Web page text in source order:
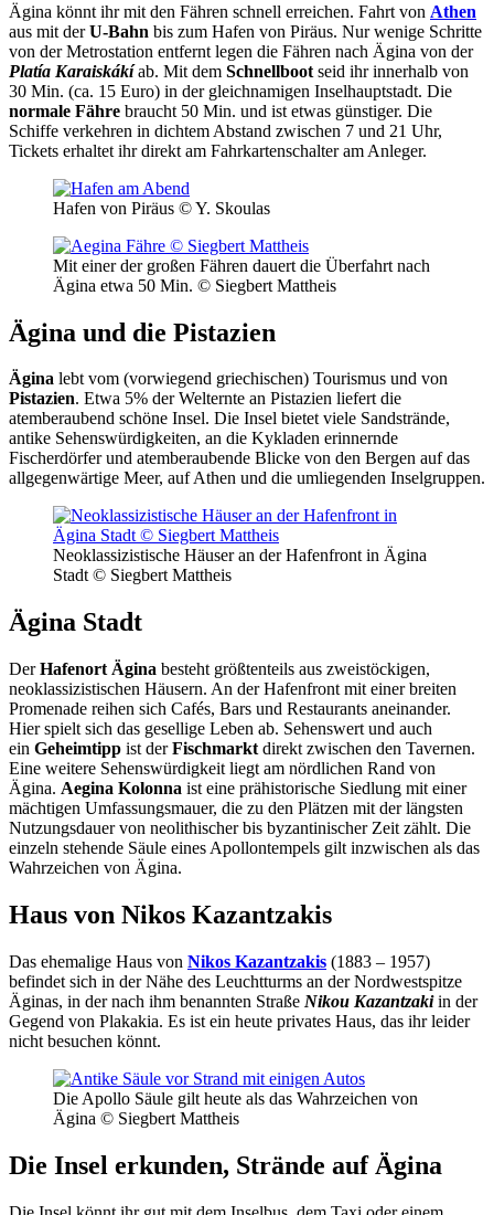
Ägina könnt ihr mit den Fähren schnell erreichen. Fahrt von Athen
aus mit derU-Bahn bis zum Hafen von Piräus. Nur wenige Schritte
von der Metrostation entfernt legen die Fähren nach Ägina von der
Platía Karaiskákíab. Mit dem Schnellboot seid ihr innerhalb von
30 Min. (ca. 15 Euro) in der gleichnamigen Inselhauptstadt. Die
normale Fähre braucht 50 Min. und ist etwas günstiger. Die
Schiffe verkehren in dichtem Abstand zwischen 7 und 21 Uhr,
Tickets erhaltet ihr direkt am Fahrkartenschalter am Anleger.
Hafen von Piräus © Y. Skoulas
Mit einer der großen Fähren dauert die Überfahrt nach
Ägina etwa 50 Min. © Siegbert Mattheis
Ägina und die Pistazien
Ägina lebt vom (vorwiegend griechischen) Tourismus und von
Pistazien. Etwa 5% der Welternte an Pistazien liefert die
atemberaubend schöne Insel. Die Insel bietet viele Sandstrände,
antike Sehenswürdigkeiten, an die Kykladen erinnernde
Fischerdörfer und atemberaubende Blicke von den Bergen auf das
allgegenwärtige Meer, auf Athen und die umliegenden Inselgruppen.
Neoklassizistische Häuser an der Hafenfront in Ägina
Stadt © Siegbert Mattheis
Ägina Stadt
DerHafenort Ägina besteht größtenteils aus zweistöckigen,
neoklassizistischen Häusern. An der Hafenfront mit einer breiten
Promenade reihen sich Cafés, Bars und Restaurants aneinander.
Hier spielt sich das gesellige Leben ab. Sehenswert und auch
ein Geheimtipp ist derFischmarkt direkt zwischen den Tavernen.
Eine weitere Sehenswürdigkeit liegt am nördlichen Rand von
Ägina. Aegina Kolonna ist eine prähistorische Siedlung mit einer
mächtigen Umfassungsmauer, die zu den Plätzen mit der längsten
Nutzungsdauer von neolithischer bis byzantinischer Zeit zählt. Die
einzeln stehende Säule eines Apollontempels gilt inzwischen als das
Wahrzeichen von Ägina.
Haus von Nikos Kazantzakis
Das ehemalige Haus von Nikos Kazantzakis (1883 – 1957)
befindet sich in der Nähe des Leuchtturms an der Nordwestspitze
Äginas, in der nach ihm benannten Straße Nikou Kazantzakiin der
Gegend von Plakakia. Es ist ein heute privates Haus, das ihr leider
nicht besuchen könnt.
Die Apollo Säule gilt heute als das Wahrzeichen von
Ägina © Siegbert Mattheis
Die Insel erkunden, Strände auf Ägina